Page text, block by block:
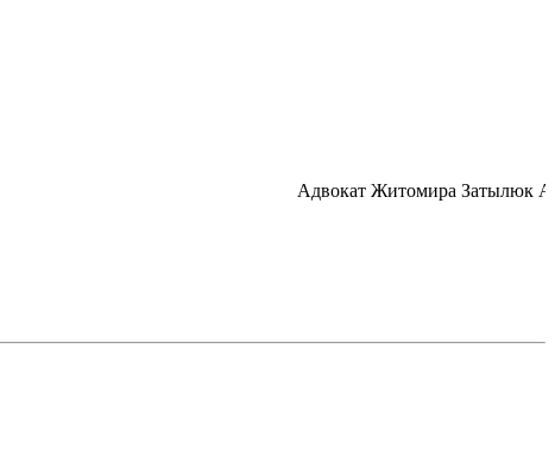
Адвокат Житомира Затылюк